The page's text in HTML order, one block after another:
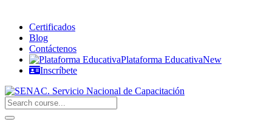
Certificados
Blog
Contáctenos
Plataforma EducativaNew
Inscríbete